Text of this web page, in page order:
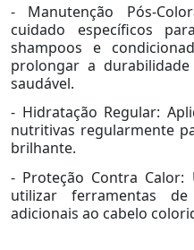
- Manutenção Pós-
cuidado específicos
shampoos e
prolongar a
saudável.
- Hidratação Regular:
nutritivas regularmente
brilhante.
- Proteção Contra
utilizar ferramentas
adicionais ao cabelo